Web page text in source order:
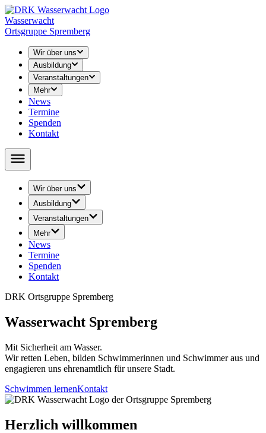
Wasserwacht
Ortsgruppe Spremberg
Wir über uns
Ausbildung
Veranstaltungen
Mehr
News
Termine
Spenden
Kontakt
Wir über uns
› Leitung
› Unser Training
› Abschied
› Geschichte
Ausbildung
› Rettungsschwimmen
› Schwimmunterricht
Veranstaltungen
› 24-h-Schwimmen
› 48-h-Schwimmen
Mehr
› Öffentlichkeitsarbeit
› Youtube
› Rätsel / Basteln / Malvorlagen
News
Termine
Spenden
Kontakt
DRK Ortsgruppe Spremberg
Wasserwacht Spremberg
Mit Sicherheit am Wasser.
Wir retten Leben, bilden Schwimmerinnen und Schwimmer aus und
engagieren uns ehrenamtlich für unsere Stadt.
Schwimmen lernenKontakt
Herzlich willkommen